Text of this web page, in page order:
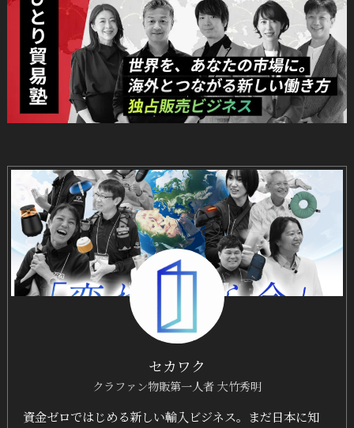
セカワク
クラファン物販第一人者 大竹秀明
資金ゼロではじめる新しい輸入ビジネス。まだ日本に知